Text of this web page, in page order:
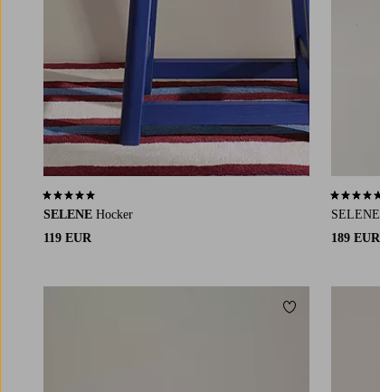
SELENE Hocker
119 EUR
5,0 basierend auf 3 Bewertungen
189 EUR
4,7
Zu Favoriten